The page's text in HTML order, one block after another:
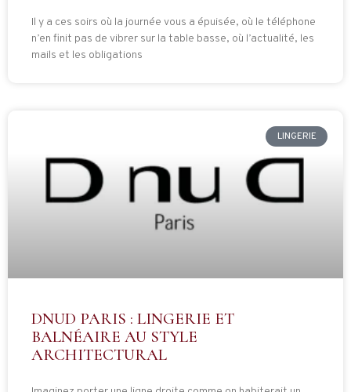
Il y a ces soirs où la journée vous a épuisée, où le téléphone
n’en finit pas de vibrer sur la table basse, où l’actualité, les
mails et les obligations
LINGERIE
DNUD PARIS : LINGERIE ET
BALNÉAIRE AU STYLE
ARCHITECTURAL